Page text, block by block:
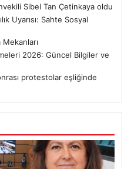
Sibel Tan Çetinkaya oldu
Uyarısı: Sahte Sosyal
Mekanları
2026: Güncel Bilgiler ve
protestolar eşliğinde